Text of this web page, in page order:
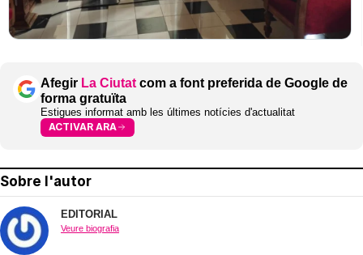
Afegir La Ciutat com a font preferida de Google de
forma gratuïta
Estigues informat amb les últimes notícies d'actualitat
ACTIVAR ARA
Sobre l'autor
EDITORIAL
Veure biografia